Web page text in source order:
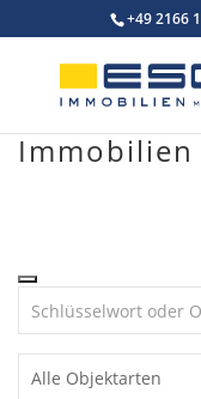
to
content
+49 2166